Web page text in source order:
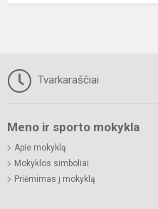
Tvarkaraščiai
Meno ir sporto mokykla
Apie mokyklą
Mokyklos simboliai
Priėmimas į mokyklą